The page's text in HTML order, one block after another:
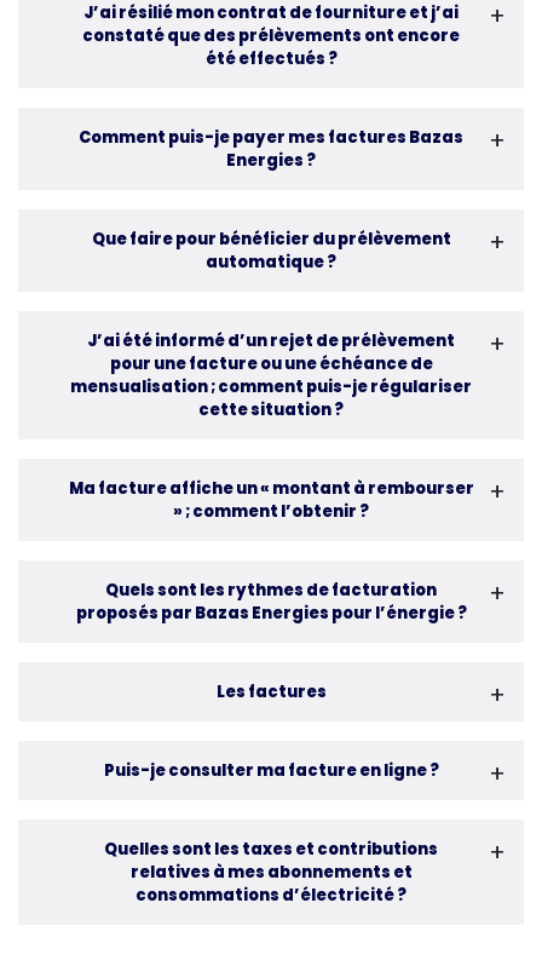
J’ai résilié mon contrat de fourniture et j’ai
constaté que des prélèvements ont encore
été effectués ?
Comment puis-je payer mes factures Bazas
Energies ?
Que faire pour bénéficier du prélèvement
automatique ?
J’ai été informé d’un rejet de prélèvement
pour une facture ou une échéance de
mensualisation ; comment puis-je régulariser
cette situation ?
Ma facture affiche un « montant à rembourser
» ; comment l’obtenir ?
Quels sont les rythmes de facturation
proposés par Bazas Energies pour l’énergie ?
Les factures
Puis-je consulter ma facture en ligne ?
Quelles sont les taxes et contributions
relatives à mes abonnements et
consommations d’électricité ?